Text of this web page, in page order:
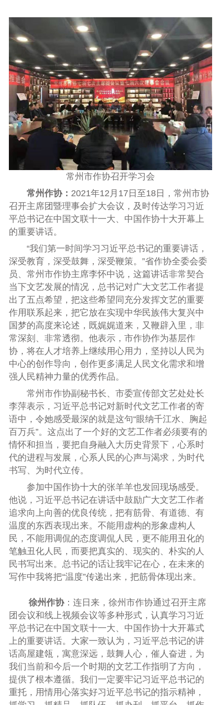
常州市作协召开学习会
常州作协： 2021年12 月 17 日至18日，常州市协
召开主席团暨理事会扩大会议，及时传达学习习近
平总书记在中国文联十一大、中国作协十大开幕上
的重要讲话。
“我们第一时间学习习近平总书记的重要讲话，
深受教育，深受鼓舞，深受鞭策。”省作协全委会委
员、常州市作协主席李怀中说，这篇讲话非常契合
当下文艺发展的情况，总书记对广大文艺工作者提
出了五点希望，把这些希望同充分发挥文艺的重要
作用联系起来，把它放在实现中华民族伟大复兴中
国梦的高度来论述，既娓娓道来，又鞭辟入里，非
常深刻、非常透彻。他表示，市作协作为基层作
协，将在人才培养上继续用心用力，坚持以人民为
中心的创作导向，创作更多满足人民文化需求和增
强人民精神力量的优秀作品。
常州市作协副秘书长、市委宣传部文艺处处长
李萍表示，习近平总书记对新时代文艺工作者的寄
语中，令她感受最深的就是这句“眼纳千江水、胸起
百万兵”。这点出了一个好的文艺工作者必须要有的
情怀和担当，要把自身融入大历史背景下，心系时
代的进程与发展，心系人民的心声与渴求，为时代
书写、为时代立传。
参加中国作协十大的张羊羊也发回现场感受。
他说，习近平总书记在讲话中鼓励广大文艺工作者
追求向上向善的优良传统，把有筋骨、有道德、有
温度的东西表现出来。不能用虚构的形象虚构人
民，不能用调侃的态度调侃人民，更不能用丑化的
笔触丑化人民，而要把真实的、现实的、朴实的人
民书写出来。总书记的话让我牢记在心，在未来的
写作中我将把“温度”传递出来，把筋骨体现出来。
徐州作协：连日来，徐州市作协通过召开主席
团会议和线上视频会议等多种形式，认真学习习近
平总书记在中国文联十一大、中国作协十大开幕式
上的重要讲话。大家一致认为，习近平总书记的讲
话高屋建瓴，寓意深远，鼓舞人心，催人奋进，为
我们当前和今后一个时期的文艺工作指明了方向，
提供了根本遵循。我们一定要牢记习近平总书记的
重托，用情用心落实好习近平总书记的指示精神，